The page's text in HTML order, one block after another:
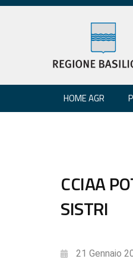
HOME AGR
CCIAA
SISTRI
21 Gennaio